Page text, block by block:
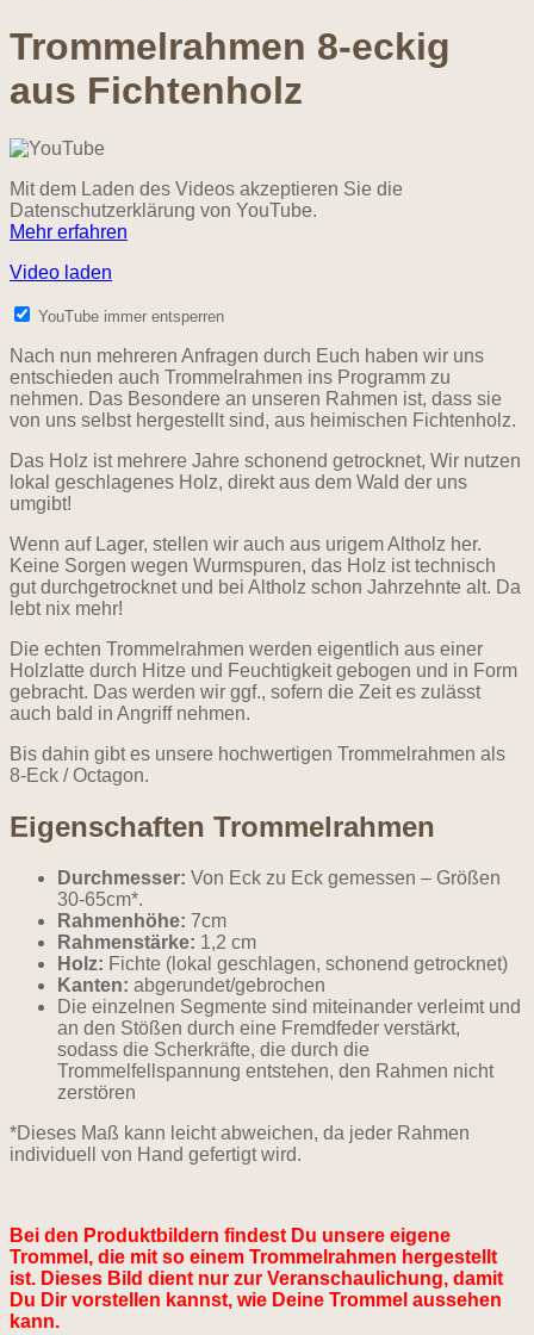
Trommelrahmen 8-eckig
aus Fichtenholz
Mit dem Laden des Videos akzeptieren Sie die
Datenschutzerklärung von YouTube.
Mehr erfahren
Video laden
YouTube immer entsperren
Nach nun mehreren Anfragen durch Euch haben wir uns
entschieden auch Trommelrahmen ins Programm zu
nehmen. Das Besondere an unseren Rahmen ist, dass sie
von uns selbst hergestellt sind, aus heimischen Fichtenholz.
Das Holz ist mehrere Jahre schonend getrocknet, Wir nutzen
lokal geschlagenes Holz, direkt aus dem Wald der uns
umgibt!
Wenn auf Lager, stellen wir auch aus urigem Altholz her.
Keine Sorgen wegen Wurmspuren, das Holz ist technisch
gut durchgetrocknet und bei Altholz schon Jahrzehnte alt. Da
lebt nix mehr!
Die echten Trommelrahmen werden eigentlich aus einer
Holzlatte durch Hitze und Feuchtigkeit gebogen und in Form
gebracht. Das werden wir ggf., sofern die Zeit es zulässt
auch bald in Angriff nehmen.
Bis dahin gibt es unsere hochwertigen Trommelrahmen als
8-Eck / Octagon.
Eigenschaften Trommelrahmen
Durchmesser: Von Eck zu Eck gemessen – Größen
30-65cm*.
Rahmenhöhe: 7cm
Rahmenstärke: 1,2 cm
Holz: Fichte (lokal geschlagen, schonend getrocknet)
Kanten: abgerundet/gebrochen
Die einzelnen Segmente sind miteinander verleimt und
an den Stößen durch eine Fremdfeder verstärkt,
sodass die Scherkräfte, die durch die
Trommelfellspannung entstehen, den Rahmen nicht
zerstören
*Dieses Maß kann leicht abweichen, da jeder Rahmen
individuell von Hand gefertigt wird.
Bei den Produktbildern findest Du unsere eigene
Trommel, die mit so einem Trommelrahmen hergestellt
ist. Dieses Bild dient nur zur Veranschaulichung, damit
Du Dir vorstellen kannst, wie Deine Trommel aussehen
kann.